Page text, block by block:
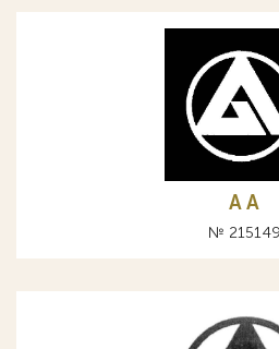
A А
№ 215149